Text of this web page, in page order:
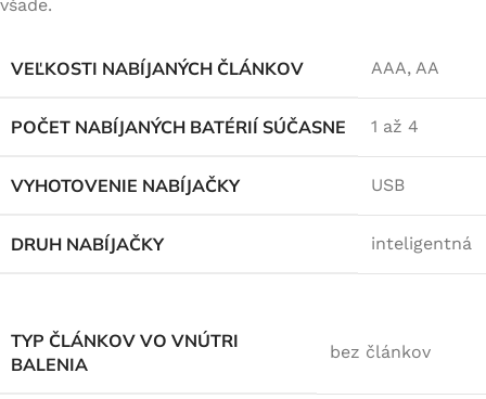
všade.
VEĽKOSTI NABÍJANÝCH ČLÁNKOV AAA, AA
POČET NABÍJANÝCH BATÉRIÍ SÚČASNE 1 až 4
VYHOTOVENIE NABÍJAČKY USB
DRUH NABÍJAČKY inteligentná
TYP ČLÁNKOV VO VNÚTRI
BALENIA
bez článkov